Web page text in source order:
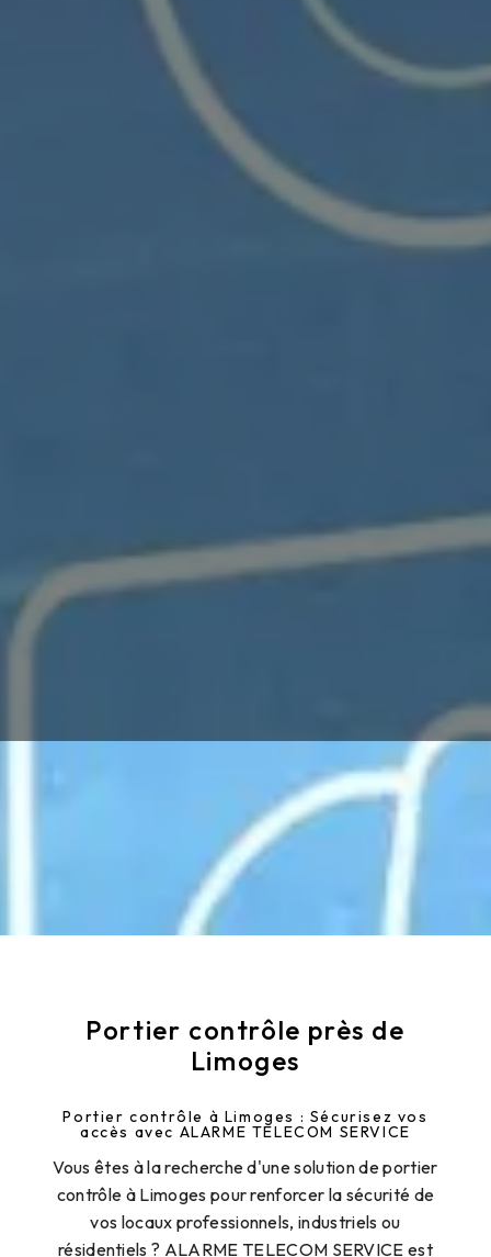
Portier contrôle près de
Limoges
Portier contrôle à Limoges : Sécurisez vos
accès avec ALARME TELECOM SERVICE
Vous êtes à la recherche d'une solution de portier
contrôle à Limoges pour renforcer la sécurité de
vos locaux professionnels, industriels ou
résidentiels ? ALARME TELECOM SERVICE est